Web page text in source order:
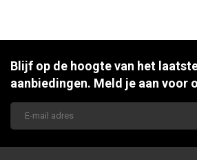
Blijf op de hoogte van het
aanbiedingen. Meld je aan voor